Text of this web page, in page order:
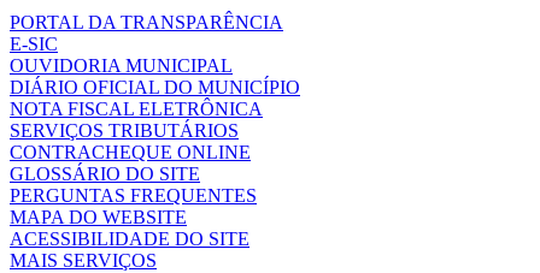
PORTAL DA TRANSPARÊNCIA
E-SIC
OUVIDORIA MUNICIPAL
DIÁRIO OFICIAL DO MUNICÍPIO
NOTA FISCAL ELETRÔNICA
SERVIÇOS TRIBUTÁRIOS
CONTRACHEQUE ONLINE
GLOSSÁRIO DO SITE
PERGUNTAS FREQUENTES
MAPA DO WEBSITE
ACESSIBILIDADE DO SITE
MAIS SERVIÇOS